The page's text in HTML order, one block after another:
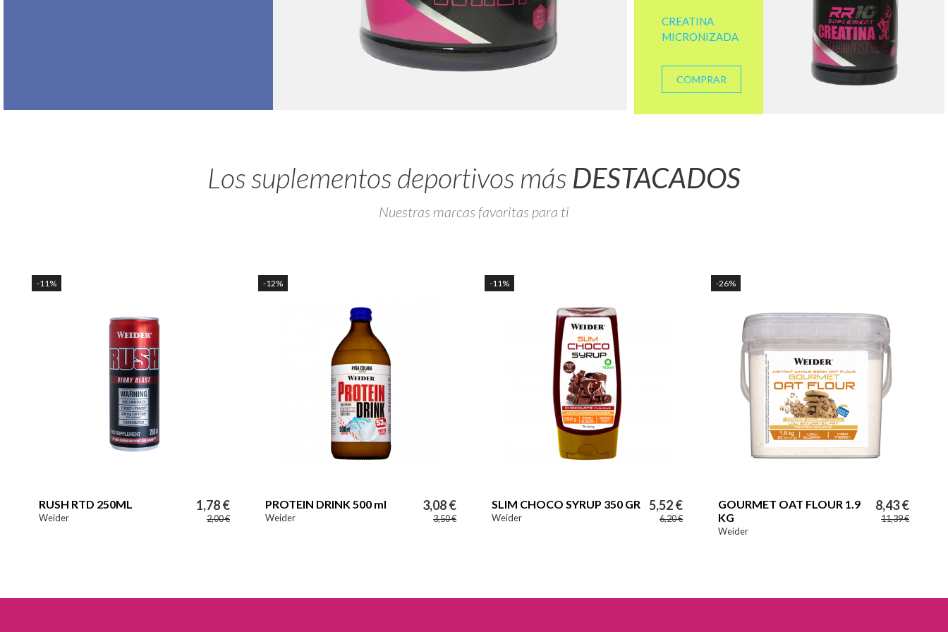
CREATINA
MICRONIZADA
COMPRAR
Los suplementos deportivos más DESTACADOS
Nuestras marcas favoritas para ti
-11%
RUSH RTD 250ML
Weider
1,78 €
2,00 €
-12%
PROTEIN DRINK 500 ml
Weider
3,08 €
3,50 €
-11%
SLIM CHOCO SYRUP 350 GR
Weider
5,52 €
6,20 €
-26%
GOURMET OAT FLOUR 1.9
KG
Weider
8,43 €
11,39 €